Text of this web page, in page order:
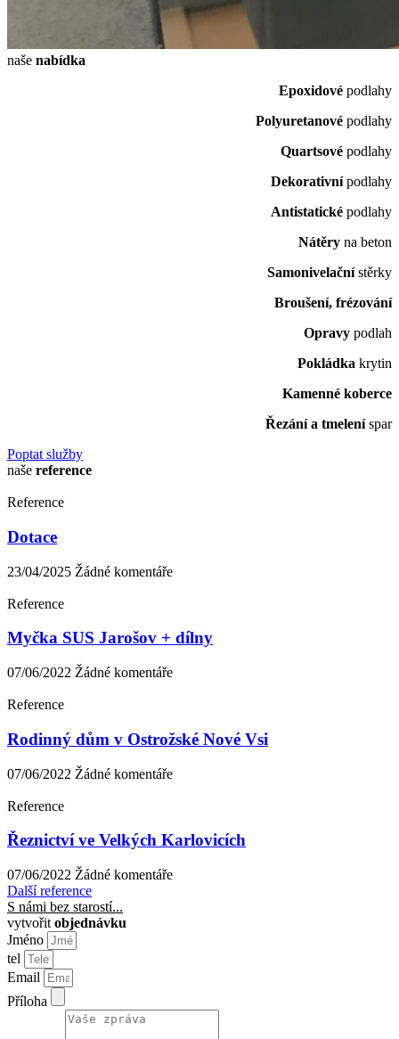
naše nabídka
Epoxidové podlahy
Polyuretanové podlahy
Quartsové podlahy
Dekorativnípodlahy
Antistatické podlahy
Nátěry na beton
Samonivelačnístěrky
Broušení, frézování
Opravy podlah
Pokládka krytin
Kamenné koberce
Řezání a tmeleníspar
Poptat služby
naše reference
Reference
Dotace
23/04/2025 Žádné komentáře
Reference
Myčka SUS Jarošov + dílny
07/06/2022 Žádné komentáře
Reference
Rodinný dům v Ostrožské Nové Vsi
07/06/2022 Žádné komentáře
Reference
Řeznictví ve Velkých Karlovicích
07/06/2022 Žádné komentáře
Další reference
S námi bez starostí...
vytvořit objednávku
Jméno
tel
Email
Příloha